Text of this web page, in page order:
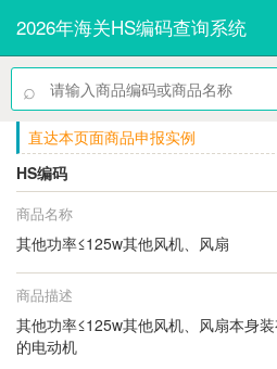
2026年海关HS编码查询系统
⌕
直达本页面商品申报实例
HS编码
商品名称
其他功率≤125w其他风机、风扇
商品描述
其他功率≤125w其他风机、风扇本身
的电动机